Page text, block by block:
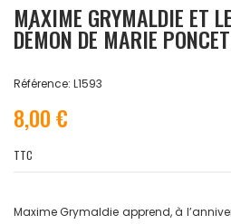
MAXIME GRYMALDIE ET
DÉMON DE MARIE PONCET
Référence: L1593
8,00 €
TTC
Maxime Grymaldie apprend, à